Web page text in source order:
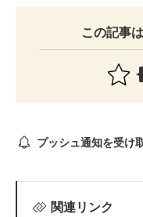
この記事
プッシュ通知を受け
関連リンク